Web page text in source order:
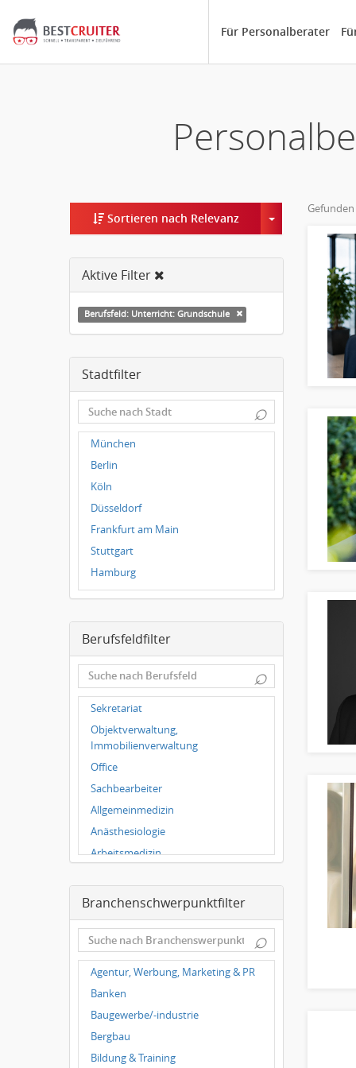
Für Personalberater
Sortieren nach Relevanz Toggle
Aktive Filter
Berufsfeld: Unterricht: Grundschule
Stadtfilter
⌕
München
Berlin
Köln
Düsseldorf
Frankfurt am Main
Stuttgart
Hamburg
Frankfurt
Magdeburg
Leipzig
Dortmund
Wuppertal
Hallbergmoos
Würzburg
Grünwald
Ulm
Bielefeld
Hannover
Duisburg
Berufsfeldfilter
⌕
Sekretariat
Objektverwaltung,
Immobilienverwaltung
Office
Sachbearbeiter
Allgemeinmedizin
Anästhesiologie
Arbeitsmedizin
Chirurgie
Frauenheilkunde, Geburtshilfe
Hals-Nasen-Ohrenheilkunde
Hautkrankheiten,
Geschlechtskrankheiten
Hygienemedizin, Umweltmedizin
Innere Medizin
Kieferchirurgie, Mundchirurgie,
Gesichtschirurgie
Branchenschwerpunktfilter
⌕
Agentur, Werbung, Marketing & PR
Banken
Baugewerbe/-industrie
Bergbau
Bildung & Training